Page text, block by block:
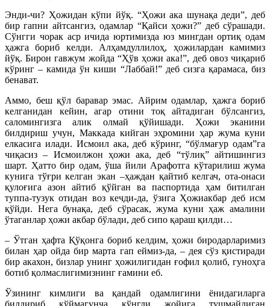
Энди-чи? Ҳожидан кўпи йўқ. “Ҳожи ака шунақа деди”, деб
бир гапни айтсангиз, одамлар “Қайси ҳожи?” деб сўрашади.
Сўнгги чорак аср ичида юртимизда юз мингдан ортиқ одам
ҳажга бориб келди. Алҳамдуллилоҳ, ҳожилардан камимиз
йўқ. Бирон гавжум жойда “Ҳўв ҳожи ака!”, деб овоз чиқариб
кўринг – камида ўн киши “Лаббай!” деб сизга қарамаса, биз
бенават.
Аммо, беш қўл баравар эмас. Айрим одамлар, ҳажга бориб
келганидан кейин, агар отини тоқ айтадиган бўлсангиз,
саломингизга алик олмай қўйишади. Ҳожи эканини
билдириш учун, Маккада кийган эҳромини ҳар жума куни
елкасига илади. Исмоил ака, деб кўринг, “бўлмағур одам”га
чиқасиз – Исмоилжон ҳожи ака, деб “тўлиқ” айтишингиз
шарт. Ҳатто бир одам, ўша йили Арафотга кўтарилиш жума
кунига тўғри келган экан –ҳаждан қайтиб келгач, ота-онаси
қулоғига азон айтиб қўйган ва паспортида ҳам битилган
туппа-тузук отидан воз кечди-да, ўзига Ҳожиакбар деб исм
қўйди. Нега бунақа, деб сўрасак, жума куни ҳаж амалини
ўтаганлар ҳожи акбар бўлади, деб сипо қараш қилди…
– Ўтган ҳафта Қўқонга бориб келдим, ҳожи биродарларимиз
билан ҳар ойда бир марта гап еймиз-да, – дея сўз қистиради
бир акахон, бизлар унинг ҳожилигидан ғофил қолиб, гуноҳга
ботиб қолмаслигимизнинг ғамини еб.
Ўзининг кимлиги ва қандай одамлигини ёнидагиларга
билдириб қўймагунча кўнгли жойига тушмайдиган